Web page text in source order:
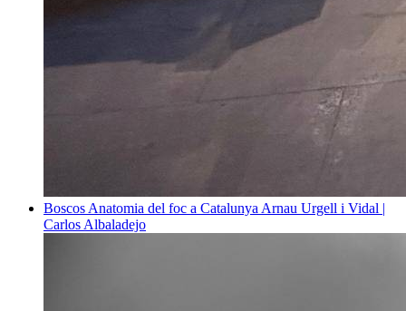
Boscos Anatomia del foc a Catalunya Arnau Urgell i Vidal |
Carlos Albaladejo